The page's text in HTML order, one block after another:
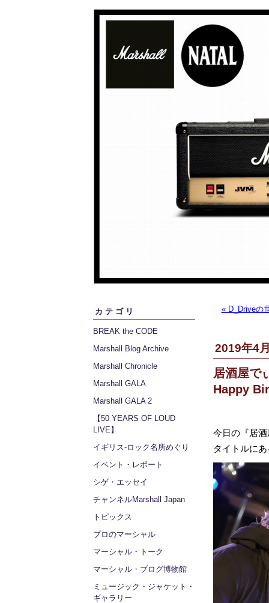
カテゴリ
BREAK the CODE
Marshall Blog Archive
Marshall Chronicle
Marshall GALA
Marshall GALA 2
【50 YEARS OF LOUD
LIVE】
イギリス‐ロック名所めぐり
イベント・レポート
シゲ・エッセイ
チャンネルMarshall Japan
トピックス
プロのマーシャル
マーシャル・トーク
マーシャル・ブログ博物館
ミュージック・ジャケット・
ギャラリー
« D_Driveの
2019年4
居酒屋で
Happy
今日の『居
タイトルに